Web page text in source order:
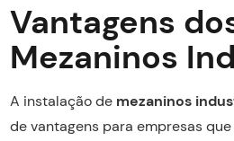
Vantagens
Mezaninos
A instalação de mezaninos
de vantagens para empresas